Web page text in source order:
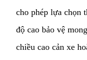
cho phép lựa chọn
độ cao bảo vệ
chiều cao cản xe